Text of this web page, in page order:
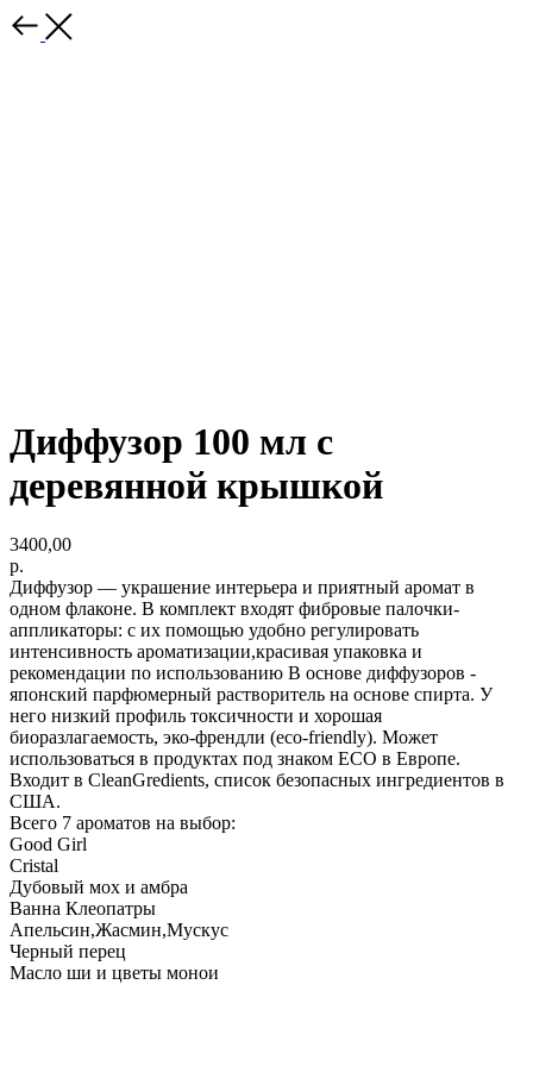
Диффузор 100 мл с
деревянной крышкой
3400,00
р.
Диффузор — украшение интерьера и приятный аромат в
одном флаконе. В комплект входят фибровые палочки-
аппликаторы: с их помощью удобно регулировать
интенсивность ароматизации,красивая упаковка и
рекомендации по использованию В основе диффузоров -
японский парфюмерный растворитель на основе спирта. У
него низкий профиль токсичности и хорошая
биоразлагаемость, эко-френдли (eco-friendly). Может
использоваться в продуктах под знаком ECO в Европе.
Входит в CleanGredients, список безопасных ингредиентов в
США.
Всего 7 ароматов на выбор:
Good Girl
Cristal
Дубовый мох и амбра
Ванна Клеопатры
Апельсин,Жасмин,Мускус
Черный перец
Масло ши и цветы монои